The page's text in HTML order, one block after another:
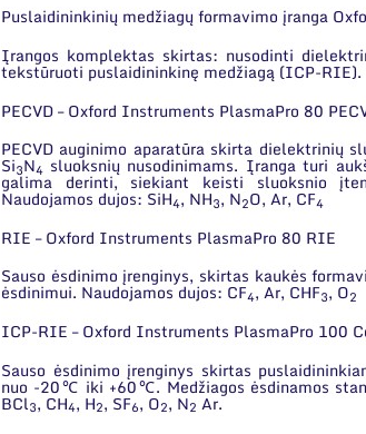
Puslaidininkinių medžiagų formavimo įranga
Įrangos komplektas skirtas: nusodinti
tekstūruoti puslaidininkinę medžiagą (ICP-RIE).
PECVD – Oxford Instruments PlasmaPro 80
PECVD auginimo aparatūra skirta dielektrinių
Si3N4 sluoksnių nusodinimams. Įranga turi
galima derinti, siekiant keisti sluoksnio
Naudojamos dujos: SiH4, NH3, N2O, Ar, CF4
RIE – Oxford Instruments PlasmaPro 80 RIE
Sauso ėsdinimo įrenginys, skirtas kaukės
ėsdinimui. Naudojamos dujos: CF4, Ar, CHF3, O2
ICP-RIE – Oxford Instruments PlasmaPro 100
Sauso ėsdinimo įrenginys skirtas
nuo -20℃ iki +60℃. Medžiagos ėsdinamos
BCl3, CH4, H2, SF6, O2, N2 Ar.